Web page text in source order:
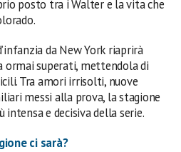
posto tra i Walter e la vita che
da New York riaprirà
ormai superati, mettendola di
Tra amori irrisolti, nuove
messi alla prova, la stagione
e decisiva della serie.
ci sarà?